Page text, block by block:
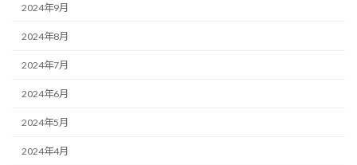
2024年9月
2024年8月
2024年7月
2024年6月
2024年5月
2024年4月